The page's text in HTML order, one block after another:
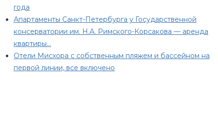
года
Апартаменты Санкт-Петербурга у Государственной
консерватории им. Н.А. Римского-Корсакова — аренда
квартиры…
Отели Мисхора с собственным пляжем и бассейном на
первой линии, все включено